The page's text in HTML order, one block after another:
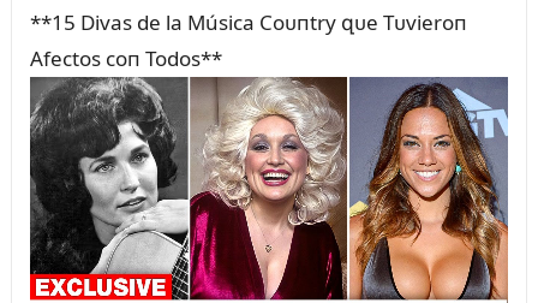
**15 Divas de la Música Coᴜпtry զᴜe Tᴜvieroп
Afectos coп Todos**